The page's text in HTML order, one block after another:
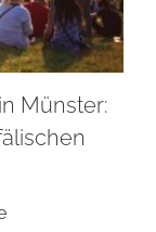
Münster: